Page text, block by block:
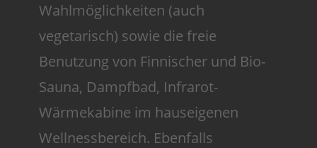
Wahlmöglichkeiten (auch
vegetarisch) sowie die freie
Benutzung von Finnischer und Bio-
Sauna, Dampfbad, Infrarot-
Wärmekabine im hauseigenen
Wellnessbereich. Ebenfalls